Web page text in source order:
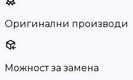
Оригинални производи
Можност за замена